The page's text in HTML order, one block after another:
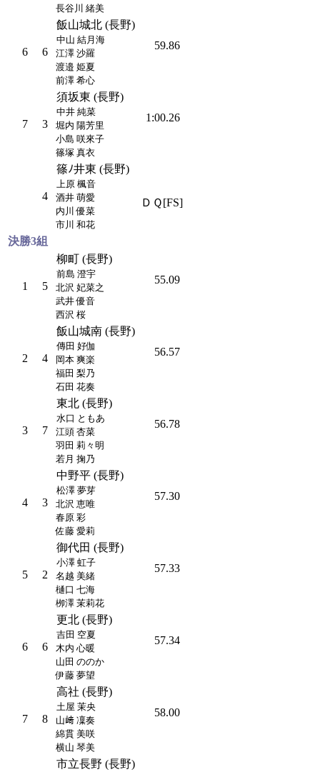
長谷川 緒美
6 6
飯山城北 (長野)
中山 結月海
江澤 沙羅
渡邉 姫夏
前澤 希心
59.86
7 3
須坂東 (長野)
中井 純菜
堀内 陽芳里
小島 咲來子
篠塚 真衣
1:00.26
4
篠ﾉ井東 (長野)
上原 楓音
酒井 萌愛
内川 優菜
市川 和花
ＤＱ[FS]
決勝3組
1 5
柳町 (長野)
前島 澄宇
北沢 妃菜之
武井 優音
西沢 桜
55.09
2 4
飯山城南 (長野)
傳田 好伽
岡本 爽楽
福田 梨乃
石田 花奏
56.57
3 7
東北 (長野)
水口 ともあ
江頭 杏菜
羽田 莉々明
若月 掬乃
56.78
4 3
中野平 (長野)
松澤 夢芽
北沢 恵唯
春原 彩
佐藤 愛莉
57.30
5 2
御代田 (長野)
小澤 虹子
名越 美緒
樋口 七海
栁澤 茉莉花
57.33
6 6
更北 (長野)
吉田 空夏
木内 心暖
山田 ののか
伊藤 夢望
57.34
7 8
高社 (長野)
土屋 茉央
山﨑 凜奏
綿貫 美咲
横山 琴美
58.00
市立長野 (長野)